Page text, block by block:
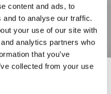
content and ads, to
to analyse our traffic.
your use of our site with
analytics partners who
that you’ve
collected from your use